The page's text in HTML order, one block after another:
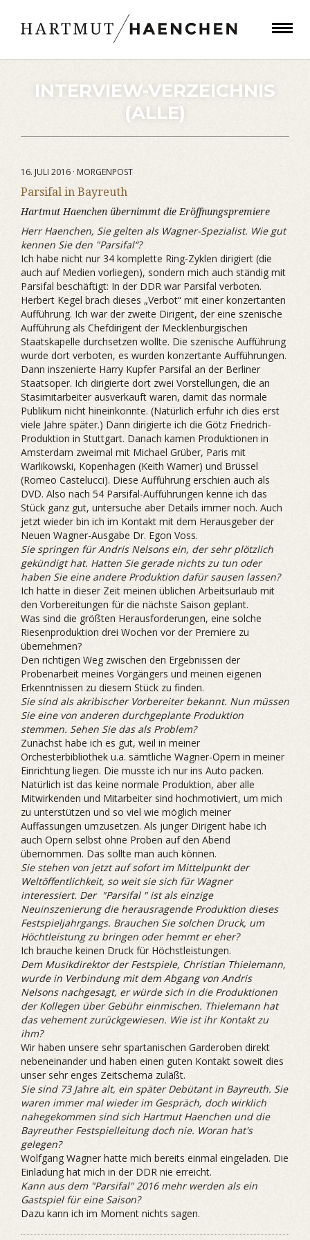
INTERVIEW-VERZEICHNIS
(ALLE)
16. JULI 2016 · MORGENPOST
Parsifal in Bayreuth
Hartmut Haenchen übernimmt die Eröffnungspremiere
Herr Haenchen, Sie gelten als Wagner-Spezialist. Wie gut
kennen Sie den "Parsifal“?
Ich habe nicht nur 34 komplette Ring-Zyklen dirigiert (die
auch auf Medien vorliegen), sondern mich auch ständig mit
Parsifal beschäftigt: In der DDR war Parsifal verboten.
Herbert Kegel brach dieses „Verbot“ mit einer konzertanten
Aufführung. Ich war der zweite Dirigent, der eine szenische
Aufführung als Chefdirigent der Mecklenburgischen
Staatskapelle durchsetzen wollte. Die szenische Aufführung
wurde dort verboten, es wurden konzertante Aufführungen.
Dann inszenierte Harry Kupfer Parsifal an der Berliner
Staatsoper. Ich dirigierte dort zwei Vorstellungen, die an
Stasimitarbeiter ausverkauft waren, damit das normale
Publikum nicht hineinkonnte. (Natürlich erfuhr ich dies erst
viele Jahre später.) Dann dirigierte ich die Götz Friedrich-
Produktion in Stuttgart. Danach kamen Produktionen in
Amsterdam zweimal mit Michael Grüber, Paris mit
Warlikowski, Kopenhagen (Keith Warner) und Brüssel
(Romeo Castelucci). Diese Aufführung erschien auch als
DVD. Also nach 54 Parsifal-Aufführungen kenne ich das
Stück ganz gut, untersuche aber Details immer noch. Auch
jetzt wieder bin ich im Kontakt mit dem Herausgeber der
Neuen Wagner-Ausgabe Dr. Egon Voss.
Sie springen für Andris Nelsons ein, der sehr plötzlich
gekündigt hat. Hatten Sie gerade nichts zu tun oder
haben Sie eine andere Produktion dafür sausen lassen?
Ich hatte in dieser Zeit meinen üblichen Arbeitsurlaub mit
den Vorbereitungen für die nächste Saison geplant.
Was sind die größten Herausforderungen, eine solche
Riesenproduktion drei Wochen vor der Premiere zu
übernehmen?
Den richtigen Weg zwischen den Ergebnissen der
Probenarbeit meines Vorgängers und meinen eigenen
Erkenntnissen zu diesem Stück zu finden.
Sie sind als akribischer Vorbereiter bekannt. Nun müssen
Sie eine von anderen durchgeplante Produktion
stemmen. Sehen Sie das als Problem?
Zunächst habe ich es gut, weil in meiner
Orchesterbibliothek u.a. sämtliche Wagner-Opern in meiner
Einrichtung liegen. Die musste ich nur ins Auto packen.
Natürlich ist das keine normale Produktion, aber alle
Mitwirkenden und Mitarbeiter sind hochmotiviert, um mich
zu unterstützen und so viel wie möglich meiner
Auffassungen umzusetzen. Als junger Dirigent habe ich
auch Opern selbst ohne Proben auf den Abend
übernommen. Das sollte man auch können.
Sie stehen von jetzt auf sofort im Mittelpunkt der
Weltöffentlichkeit, so weit sie sich für Wagner
interessiert. Der "Parsifal " ist als einzige
Neuinszenierung die herausragende Produktion dieses
Festspieljahrgangs. Brauchen Sie solchen Druck, um
Höchtleistung zu bringen oder hemmt er eher?
Ich brauche keinen Druck für Höchstleistungen.
Dem Musikdirektor der Festspiele, Christian Thielemann,
wurde in Verbindung mit dem Abgang von Andris
Nelsons nachgesagt, er würde sich in die Produktionen
der Kollegen über Gebühr einmischen. Thielemann hat
das vehement zurückgewiesen. Wie ist ihr Kontakt zu
ihm?
Wir haben unsere sehr spartanischen Garderoben direkt
nebeneinander und haben einen guten Kontakt soweit dies
unser sehr enges Zeitschema zuläßt.
Sie sind 73 Jahre alt, ein später Debütant in Bayreuth. Sie
waren immer mal wieder im Gespräch, doch wirklich
nahegekommen sind sich Hartmut Haenchen und die
Bayreuther Festspielleitung doch nie. Woran hat's
gelegen?
Wolfgang Wagner hatte mich bereits einmal eingeladen. Die
Einladung hat mich in der DDR nie erreicht.
Kann aus dem "Parsifal" 2016 mehr werden als ein
Gastspiel für eine Saison?
Dazu kann ich im Moment nichts sagen.